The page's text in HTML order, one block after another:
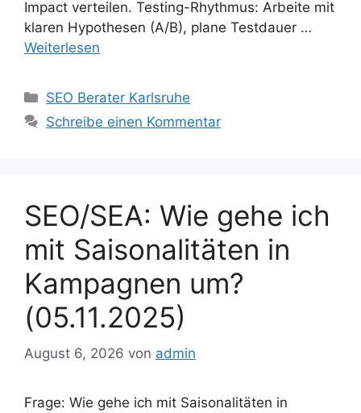
Impact verteilen. Testing-Rhythmus: Arbeite mit
klaren Hypothesen (A/B), plane Testdauer …
Weiterlesen
Kategorien
SEO Berater Karlsruhe
Schreibe einen Kommentar
SEO/SEA: Wie gehe ich
mit Saisonalitäten in
Kampagnen um?
(05.11.2025)
August 6, 2026 von admin
Frage: Wie gehe ich mit Saisonalitäten in